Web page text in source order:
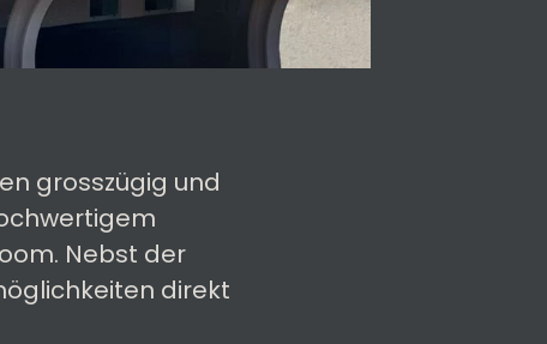
grosszügig und
Nebst der
direkt